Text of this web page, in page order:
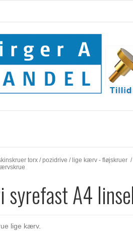
torx / pozidrive / lige kærv - fløjskruer /
A4
lige kærv.